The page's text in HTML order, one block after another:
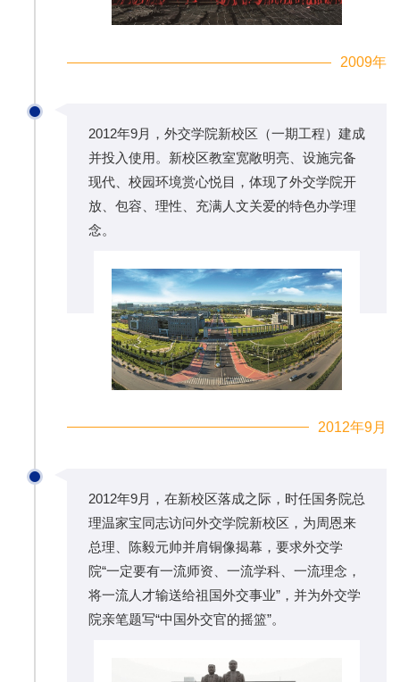
2009年
2012年9月，外交学院新校区（一期工程）建成
并投入使用。新校区教室宽敞明亮、设施完备
现代、校园环境赏心悦目，体现了外交学院开
放、包容、理性、充满人文关爱的特色办学理
念。
2012年9月
2012年9月，在新校区落成之际，时任国务院总
理温家宝同志访问外交学院新校区，为周恩来
总理、陈毅元帅并肩铜像揭幕，要求外交学
院“一定要有一流师资、一流学科、一流理念，
将一流人才输送给祖国外交事业”，并为外交学
院亲笔题写“中国外交官的摇篮”。